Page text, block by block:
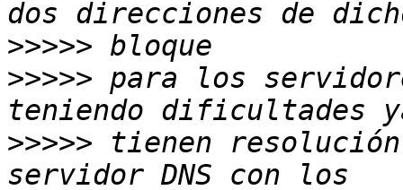
>>>>>
>>>>> para los
>>>>> tienen resolución